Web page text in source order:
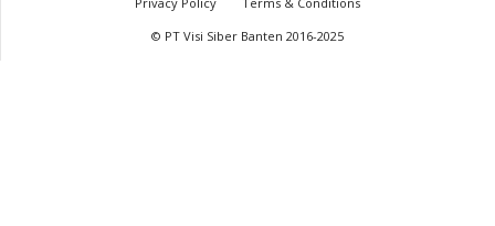
© PT Visi Siber Banten 2016-2025